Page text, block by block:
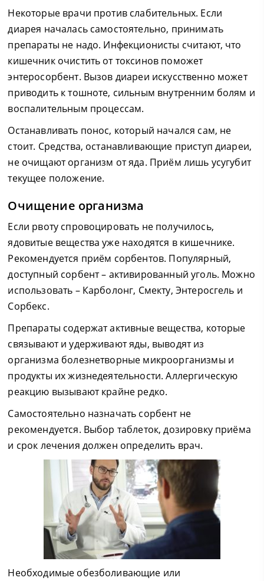
Некоторые врачи против слабительных. Если
диарея началась самостоятельно, принимать
препараты не надо. Инфекционисты считают, что
кишечник очистить от токсинов поможет
энтеросорбент. Вызов диареи искусственно может
приводить к тошноте, сильным внутренним болям и
воспалительным процессам.
Останавливать понос, который начался сам, не
стоит. Средства, останавливающие приступ диареи,
не очищают организм от яда. Приём лишь усугубит
текущее положение.
Очищение организма
Если рвоту спровоцировать не получилось,
ядовитые вещества уже находятся в кишечнике.
Рекомендуется приём сорбентов. Популярный,
доступный сорбент – активированный уголь. Можно
использовать – Карболонг, Смекту, Энтеросгель и
Сорбекс.
Препараты содержат активные вещества, которые
связывают и удерживают яды, выводят из
организма болезнетворные микроорганизмы и
продукты их жизнедеятельности. Аллергическую
реакцию вызывают крайне редко.
Самостоятельно назначать сорбент не
рекомендуется. Выбор таблеток, дозировку приёма
и срок лечения должен определить врач.
Необходимые обезболивающие или